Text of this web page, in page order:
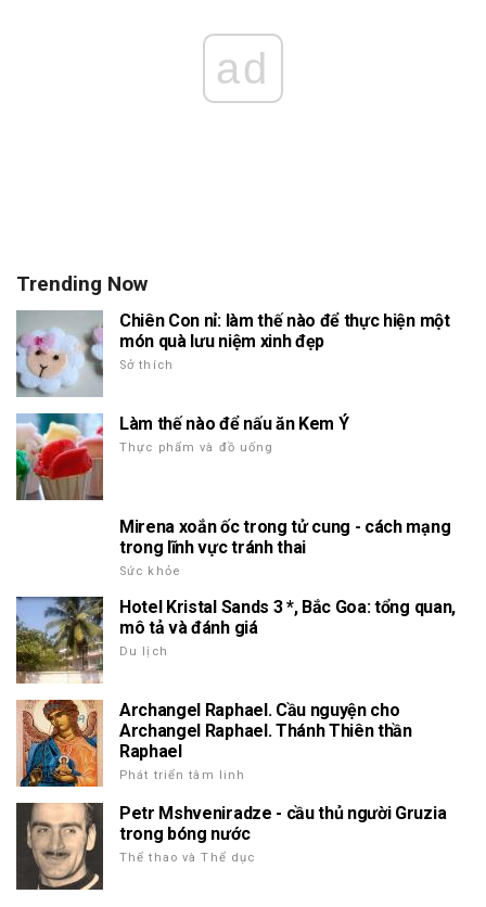
ad
Trending Now
Chiên Con nỉ: làm thế nào để thực hiện một
món quà lưu niệm xinh đẹp
Sở thích
Làm thế nào để nấu ăn Kem Ý
Thực phẩm và đồ uống
Mirena xoắn ốc trong tử cung - cách mạng
trong lĩnh vực tránh thai
Sức khỏe
Hotel Kristal Sands 3 *, Bắc Goa: tổng quan,
mô tả và đánh giá
Du lịch
Archangel Raphael. Cầu nguyện cho
Archangel Raphael. Thánh Thiên thần
Raphael
Phát triển tâm linh
Petr Mshveniradze - cầu thủ người Gruzia
trong bóng nước
Thể thao và Thể dục